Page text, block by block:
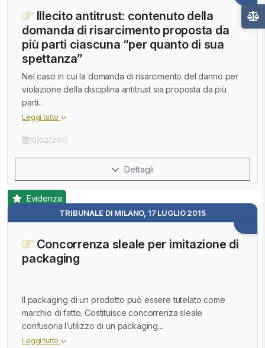
Illecito antitrust: contenuto della
domanda di risarcimento proposta da
più parti ciascuna “per quanto di sua
spettanza”
Nel caso in cui la domanda di risarcimento del danno per
violazione della disciplina antitrust sia proposta da più
parti...
Leggi tutto
10/02/2017
Dettagli
TRIBUNALE DI MILANO, 17 LUGLIO 2015
Evidenza
Concorrenza sleale per imitazione di
packaging
Il packaging di un prodotto può essere tutelato come
marchio di fatto. Costituisce concorrenza sleale
confusoria l’utilizzo di un packaging...
Leggi tutto